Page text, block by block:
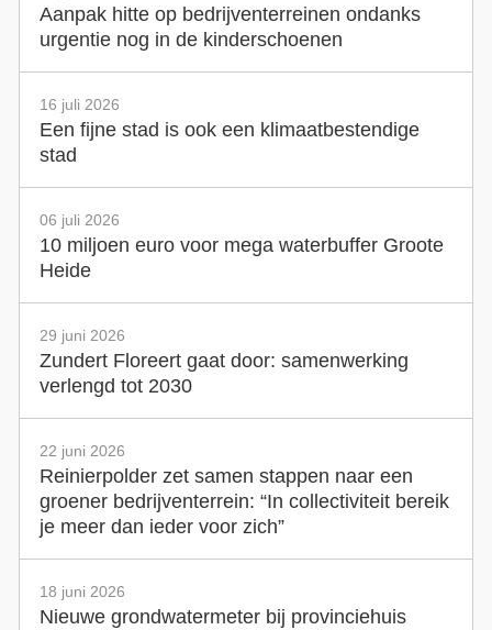
Aanpak hitte op bedrijventerreinen ondanks
urgentie nog in de kinderschoenen
16 juli 2026
Een fijne stad is ook een klimaatbestendige
stad
06 juli 2026
10 miljoen euro voor mega waterbuffer Groote
Heide
29 juni 2026
Zundert Floreert gaat door: samenwerking
verlengd tot 2030
22 juni 2026
Reinierpolder zet samen stappen naar een
groener bedrijventerrein: “In collectiviteit bereik
je meer dan ieder voor zich”
18 juni 2026
Nieuwe grondwatermeter bij provinciehuis